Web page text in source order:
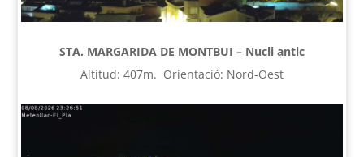
STA. MARGARIDA DE MONTBUI – Nucli antic
Altitud: 407m. Orientació: Nord-Oest